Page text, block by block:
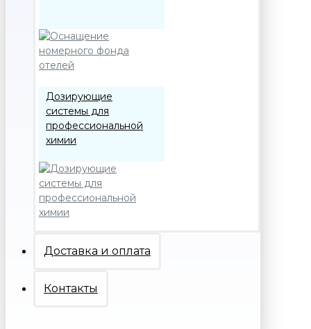
Дозирующие
системы для
профессиональной
химии
Доставка и оплата
Контакты